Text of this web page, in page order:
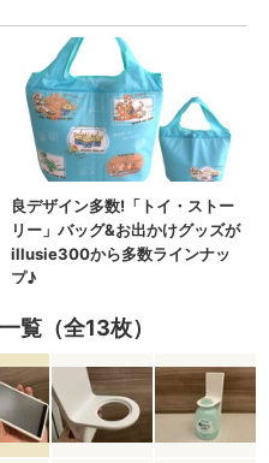
覧（全13枚）